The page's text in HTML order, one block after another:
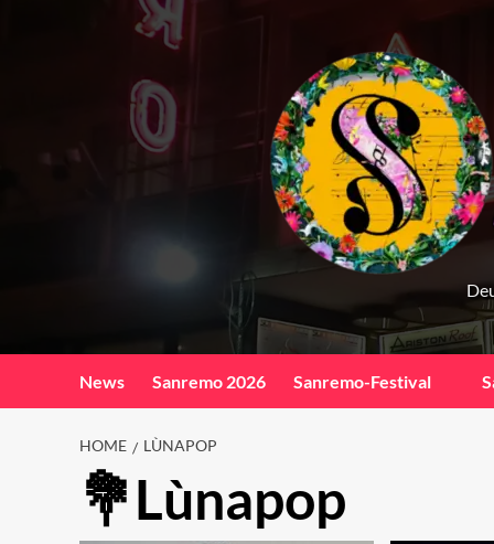
News Sanremo 2026 Sanremo-Festival
HOME LÙNAPOP
Lùnapop